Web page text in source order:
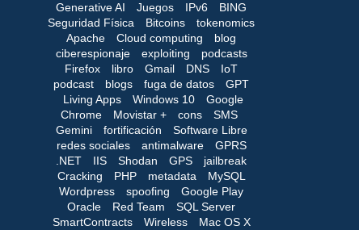
Generative AI
Juegos IPv6
BING
Seguridad Física
Bitcoins
tokenomics
Apache
Cloud computing
blog
ciberespionaje
exploiting
podcasts
Firefox
libro Gmail DNS
IoT
podcast
blogs fuga de datos
GPT
Living Apps
Windows 10
Google
Chrome
Movistar + cons
SMS
Gemini
fortificación
Software Libre
redes sociales
antimalware
GPRS
.NET
IIS Shodan GPS
jailbreak
Cracking
PHP metadata
MySQL
Wordpress
spoofing
Google Play
Oracle
Red Team
SQL Server
SmartContracts
Wireless
Mac OS X